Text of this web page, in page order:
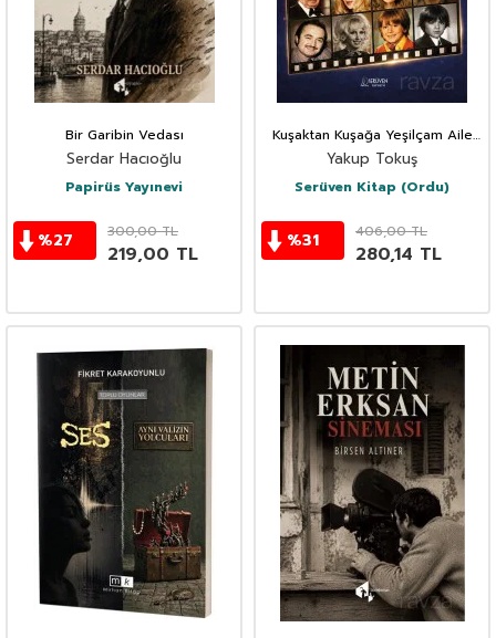
Bir Garibin Vedası
Serdar Hacıoğlu
Papirüs Yayınevi
%27 300,00TL
219,00 TL
Kuşaktan Kuşağa Yeşilçam Aile
Albümü
Yakup Tokuş
Serüven Kitap (Ordu)
%31 406,00TL
280,14 TL